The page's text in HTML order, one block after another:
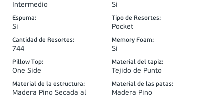
Intermedio Si
Espuma:
Si
Tipo de Resortes:
Pocket
Cantidad de Resortes:
744
Memory Foam:
Si
Pillow Top:
One Side
Material del tapiz:
Tejido de Punto
Material de la estructura:
Madera Pino Secada al
Material de las patas:
Madera Pino